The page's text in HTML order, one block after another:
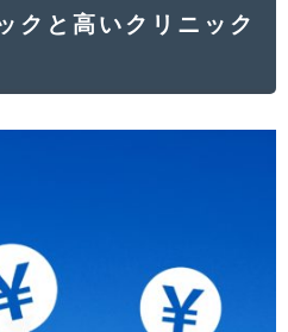
クと高いクリニック